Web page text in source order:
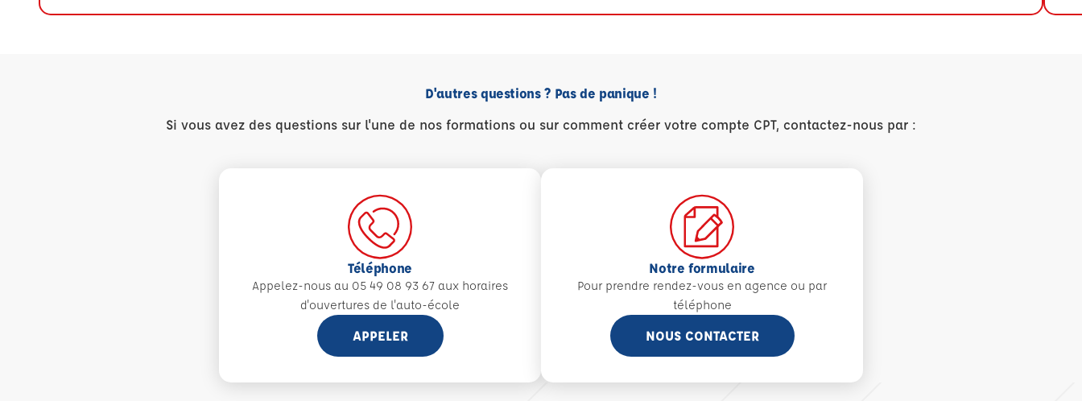
D'autres questions ? Pas de panique !
Si vous avez des questions sur l'une de nos formations ou sur comment créer votre compte CPT, contactez-nous par :
Téléphone
Appelez-nous au 05 49 08 93 67 aux horaires
d'ouvertures de l'auto-école
APPELER
Notre formulaire
Pour prendre rendez-vous en agence ou par
téléphone
NOUS CONTACTER